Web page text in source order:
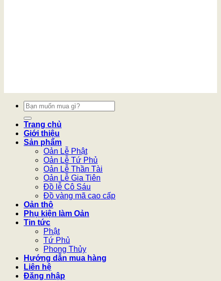
Tìm
kiếm:
Trang chủ
Giới thiệu
Sản phẩm
Oản Lễ Phật
Oản Lễ Tứ Phủ
Oản Lễ Thần Tài
Oản Lễ Gia Tiên
Đồ lễ Cô Sáu
Đồ vàng mã cao cấp
Oản thô
Phụ kiện làm Oản
Tin tức
Phật
Tứ Phủ
Phong Thủy
Hướng dẫn mua hàng
Liên hệ
Đăng nhập